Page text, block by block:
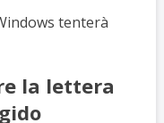
tenterà
la lettera